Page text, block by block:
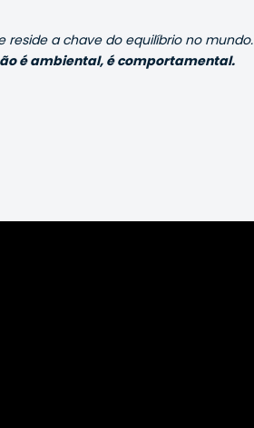
reside a chave do equilíbrio no mundo.
não é ambiental, é comportamental.